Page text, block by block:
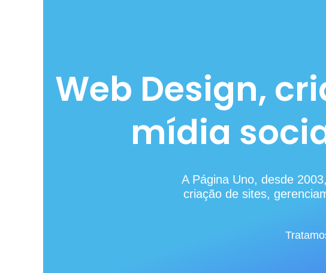
Web Design,
mídia
A Página Uno, desde
criação de sites,